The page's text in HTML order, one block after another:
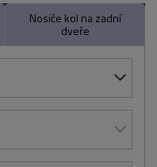
Nosiče kol na zadní
dveře